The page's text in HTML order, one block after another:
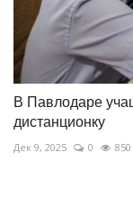
В Павлодаре
дистанционку
Дек 9, 2025 0 850